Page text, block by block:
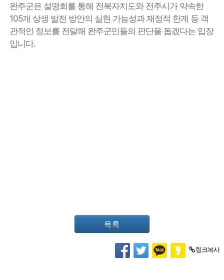
완주군은 설명회를 통해 전북자치도와 전주시가 약속한
105개 상생 발전 방안의 실현 가능성과 재정적 한계 등 객
관적인 정보를 전달해 완주군민들의 판단을 돕겠다는 입장
입니다.
목록
링크복사